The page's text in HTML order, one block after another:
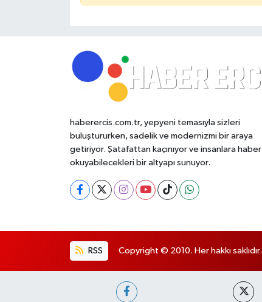
haberercis.com.tr, yepyeni temasıyla sizleri
buluştururken, sadelik ve modernizmi bir araya
getiriyor. Şatafattan kaçınıyor ve insanlara haber
okuyabilecekleri bir altyapı sunuyor.
RSS Copyright © 2010. Her hakkı saklıdır.